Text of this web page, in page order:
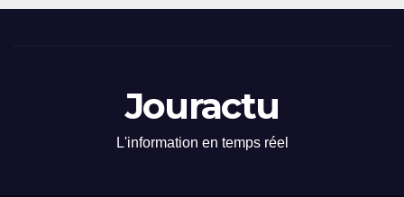
Jouractu
L'information en temps réel